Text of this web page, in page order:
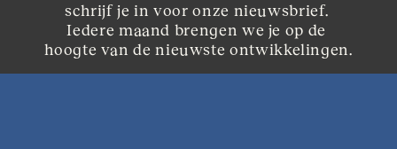
schrijf je in voor onze nieuwsbrief.
Iedere maand brengen we je op de
hoogte van de nieuwste ontwikkelingen.